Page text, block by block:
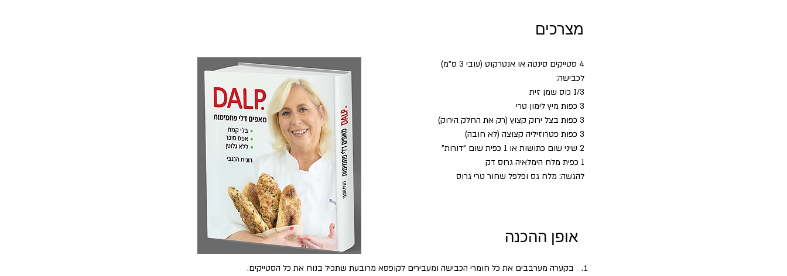
מצרכים
4 סטייקים סינטה או אנטרקוט (עובי 3 ס"מ)
לכבישה:
1/3 כוס שמן זית
3 כפות מיץ לימון טרי
3 כפות בצל ירוק קצוץ (רק את החלק הירוק)
3 כפות פטרוזיליה קצוצה (לא חובה)
2 שיני שום כתושות או 1 כפית שום "דורות"
1 כפית מלח הימלאיה גרוס דק
להגשה: מלח גס ופלפל שחור טרי גרוס
אופן ההכנה
בקערה מערבבים את כל חומרי הכבישה ומעבירים לקופסא מרובעת שתכיל בנוח את כל הסטייקים.